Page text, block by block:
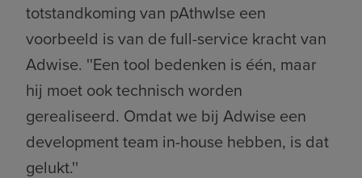
totstandkoming van pAthwIse een
voorbeeld is van de full-service kracht van
Adwise. ''Een tool bedenken is één, maar
hij moet ook technisch worden
gerealiseerd. Omdat we bij Adwise een
development team in-house hebben, is dat
gelukt.''